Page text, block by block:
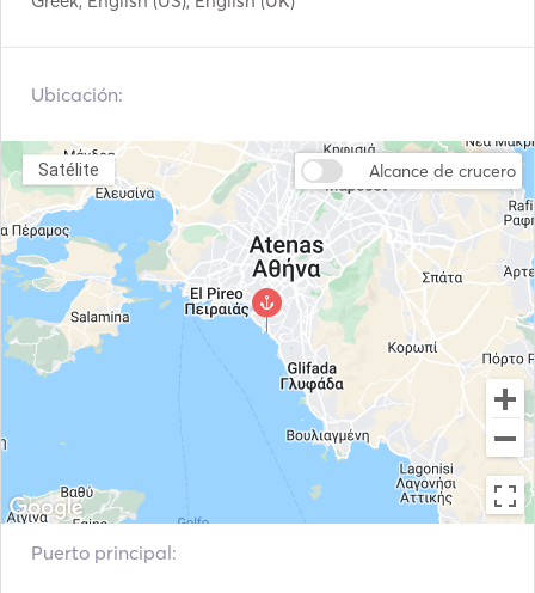
Ubicación:
Alcance de crucero
Satélite
Puerto principal: